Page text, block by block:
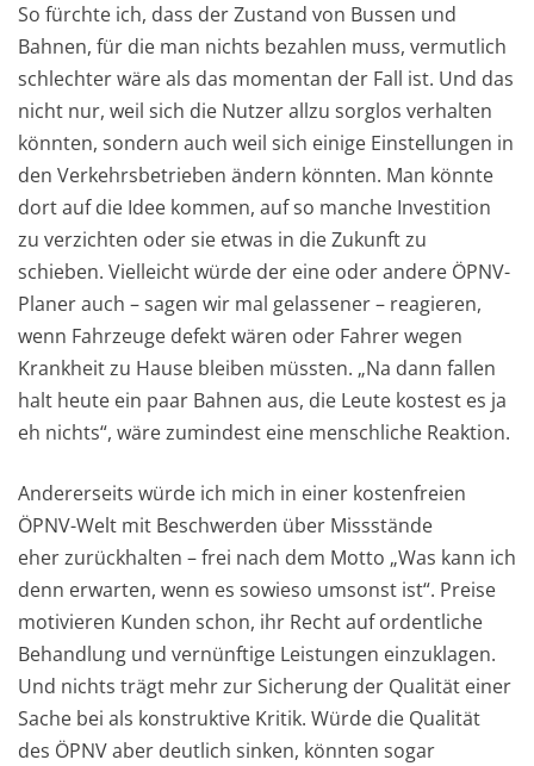
So fürchte ich, dass der Zustand von Bussen und
Bahnen, für die man nichts bezahlen muss, vermutlich
schlechter wäre als das momentan der Fall ist. Und das
nicht nur, weil sich die Nutzer allzu sorglos verhalten
könnten, sondern auch weil sich einige Einstellungen in
den Verkehrsbetrieben ändern könnten. Man könnte
dort auf die Idee kommen, auf so manche Investition
zu verzichten oder sie etwas in die Zukunft zu
schieben. Vielleicht würde der eine oder andere ÖPNV-
Planer auch – sagen wir mal gelassener – reagieren,
wenn Fahrzeuge defekt wären oder Fahrer wegen
Krankheit zu Hause bleiben müssten. „Na dann fallen
halt heute ein paar Bahnen aus, die Leute kostest es ja
eh nichts“, wäre zumindest eine menschliche Reaktion.
Andererseits würde ich mich in einer kostenfreien
ÖPNV-Welt mit Beschwerden über Missstände
eher zurückhalten – frei nach dem Motto „Was kann ich
denn erwarten, wenn es sowieso umsonst ist“. Preise
motivieren Kunden schon, ihr Recht auf ordentliche
Behandlung und vernünftige Leistungen einzuklagen.
Und nichts trägt mehr zur Sicherung der Qualität einer
Sache bei als konstruktive Kritik. Würde die Qualität
des ÖPNV aber deutlich sinken, könnten sogar